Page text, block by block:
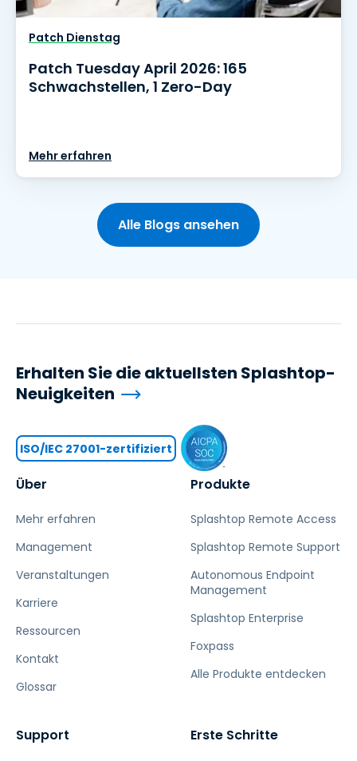
Patch Dienstag
Patch Tuesday April 2026: 165
Schwachstellen, 1 Zero-Day
Mehr erfahren
Alle Blogs ansehen
Über
Mehr erfahren
Management
Veranstaltungen
Karriere
Ressourcen
Kontakt
Glossar
Produkte
Splashtop Remote Access
Splashtop Remote Support
Autonomous Endpoint
Management
Splashtop Enterprise
Foxpass
Alle Produkte entdecken
Support Erste Schritte
Erhalten Sie die aktuellsten Splashtop-
Neuigkeiten
ISO/IEC 27001-zertifiziert